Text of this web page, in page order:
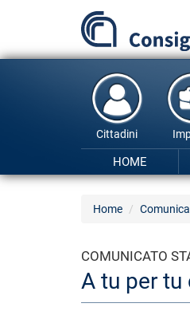
principale
Cittadini
HOME
Home
COMUNICATO
A tu per tu